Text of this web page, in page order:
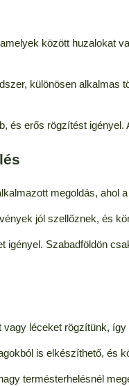
között huzalokat
különösen alkalmas
és erős rögzítést
megoldás, ahol
jól szellőznek, és
igényel. Szabadföldön
léceket rögzítünk,
is elkészíthető, és
termésterhelésnél